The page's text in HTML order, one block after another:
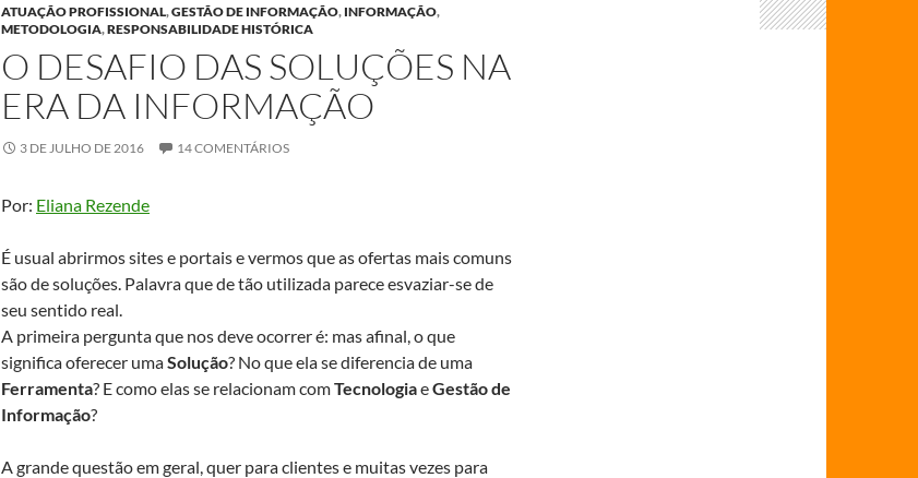
ATUAÇÃO PROFISSIONAL,GESTÃO DE INFORMAÇÃO, INFORMAÇÃO,
METODOLOGIA,RESPONSABILIDADE HISTÓRICA
O DESAFIO DAS SOLUÇÕES NA
ERA DA INFORMAÇÃO
3 DE JULHO DE 2016 14 COMENTÁRIOS
Por: Eliana Rezende
É usual abrirmos sites e portais e vermos que as ofertas mais comuns
são de soluções. Palavra que de tão utilizada parece esvaziar-se de
seu sentido real.
A primeira pergunta que nos deve ocorrer é: mas afinal, o que
significa oferecer umaSolução? No que ela se diferencia de uma
Ferramenta? E como elas se relacionam comTecnologiaeGestão de
Informação?
A grande questão em geral, quer para clientes e muitas vezes para